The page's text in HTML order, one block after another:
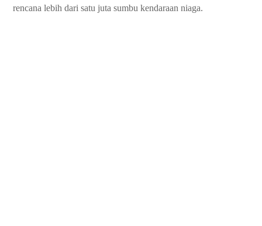
rencana lebih dari satu juta sumbu kendaraan niaga.